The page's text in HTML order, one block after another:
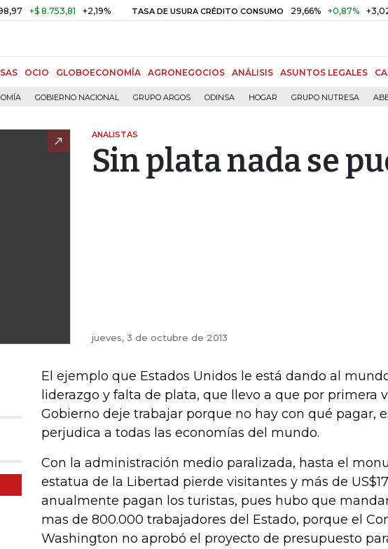
8.753,81 +2,19% TASA DE USURA CRÉDITO CONSUMO 29,66% +0,87% +3,02%
OCIO GLOBOECONOMÍA AGRONEGOCIOS ANÁLISIS ASUNTOS LEGALES
GOBIERNO NACIONAL GRUPO ARGOS ODINSA HOGAR GRUPO NUTRESA
ANALISTAS
Sin plata nada se
jueves, 3 de octubre de 2013
El ejemplo que Estados Unidos le está dando al
liderazgo y falta de plata, que llevo a que por primera
Gobierno deje trabajar porque no hay con qué pagar,
perjudica a todas las economías del mundo.
Con la administración medio paralizada, hasta el
estatua de la Libertad pierde visitantes y más de
anualmente pagan los turistas, pues hubo que
mas de 800.000 trabajadores del Estado, porque el
Washington no aprobó el proyecto de presupuesto